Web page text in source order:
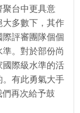
聚台中更具意
多數下，其作
評審團隊個個
。對於部份尚
際級水準的活
有此勇氣大手
再次給予鼓